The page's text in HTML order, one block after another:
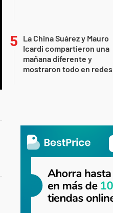
La China Suárez y Mauro
Icardi compartieron una
mañana diferente y
mostraron todo en redes